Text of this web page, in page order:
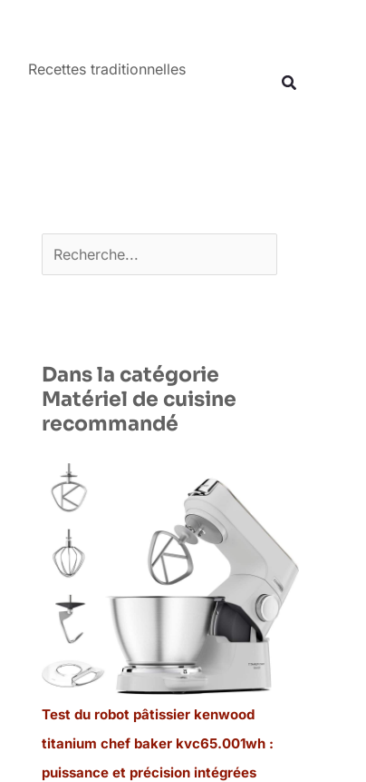
Recettes traditionnelles
Rechercher
Dans la catégorie
Matériel de cuisine
recommandé
Test du robot pâtissier kenwood
titanium chef baker kvc65.001wh :
puissance et précision intégrées